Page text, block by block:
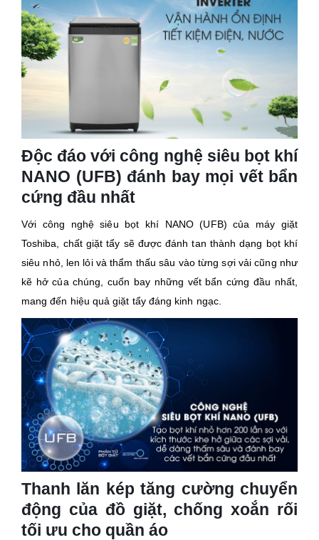
Độc đáo với công nghệ siêu bọt khí
NANO (UFB) đánh bay mọi vết bẩn
cứng đầu nhất
Với công nghệ siêu bọt khí NANO (UFB) của máy giặt
Toshiba, chất giặt tẩy sẽ được đánh tan thành dạng bọt khí
siêu nhỏ, len lỏi và thẩm thấu sâu vào từng sợi vải cũng như
kẽ hở của chúng, cuốn bay những vết bẩn cứng đầu nhất,
mang đến hiệu quả giặt tẩy đáng kinh ngạc.
Thanh lăn kép tăng cường chuyển
động của đồ giặt, chống xoắn rối
tối ưu cho quần áo